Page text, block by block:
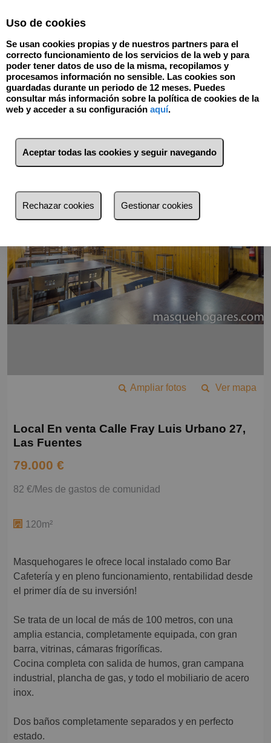
Volver
Ver mapa
Ampliar fotos
Local En venta Calle Fray Luis Urbano 27,
Las Fuentes
79.000 €
82 €/Mes de gastos de comunidad
120m²
Masquehogares le ofrece local instalado como Bar
Cafetería y en pleno funcionamiento, rentabilidad desde
el primer día de su inversión!
Se trata de un local de más de 100 metros, con una
amplia estancia, completamente equipada, con gran
barra, vitrinas, cámaras frigoríficas.
Cocina completa con salida de humos, gran campana
industrial, plancha de gas, y todo el mobiliario de acero
inox.
Dos baños completamente separados y en perfecto
estado.
Uso de cookies
Se usan cookies propias y de nuestros partners para el
correcto funcionamiento de los servicios de la web y para
poder tener datos de uso de la misma, recopilamos y
procesamos información no sensible. Las cookies son
guardadas durante un periodo de 12 meses. Puedes
consultar más información sobre la política de cookies de la
web y acceder a su configuración aquí.
Aceptar todas las cookies y seguir navegando
Rechazar cookies Gestionar cookies